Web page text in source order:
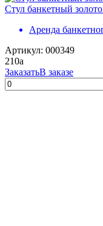
Стул банкетный
Аренда
Артикул: 000349
210a
ЗаказатьВ заказе